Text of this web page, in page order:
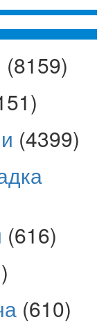
(8159)
(4399)
(616)
(610)